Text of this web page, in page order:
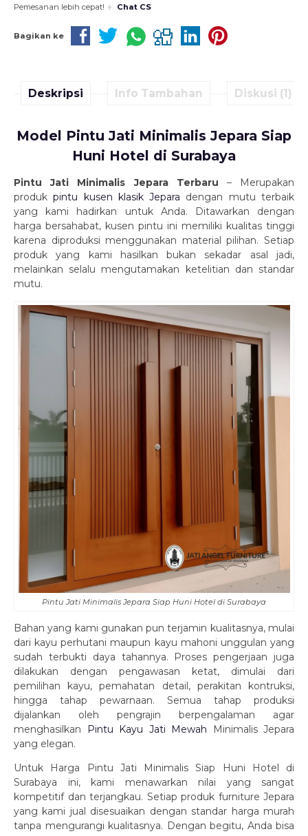
Pemesanan lebih cepat! Chat CS
Bagikan ke
Deskripsi Info Tambahan Diskusi (1)
Model Pintu Jati Minimalis Jepara Siap
Huni Hotel di Surabaya
Pintu Jati Minimalis Jepara Terbaru – Merupakan
produkpintu kusen klasik Jepara dengan mutu terbaik
yang kami hadirkan untuk Anda. Ditawarkan dengan
harga bersahabat, kusen pintu ini memiliki kualitas tinggi
karena diproduksi menggunakan material pilihan. Setiap
produk yang kami hasilkan bukan sekadar asal jadi,
melainkan selalu mengutamakan ketelitian dan standar
mutu.
Pintu Jati Minimalis Jepara Siap Huni Hotel di Surabaya
Bahan yang kami gunakan pun terjamin kualitasnya, mulai
dari kayu perhutani maupun kayu mahoni unggulan yang
sudah terbukti daya tahannya. Proses pengerjaan juga
dilakukan dengan pengawasan ketat, dimulai dari
pemilihan kayu, pemahatan detail, perakitan kontruksi,
hingga tahap pewarnaan. Semua tahap produksi
dijalankan oleh pengrajin berpengalaman agar
menghasilkan
Pintu Kayu Jati Mewah Minimalis Jepara
yang elegan.
Untuk Harga Pintu Jati Minimalis Siap Huni Hotel di
Surabaya ini, kami menawarkan nilai yang sangat
kompetitif dan terjangkau. Setiap produk furniture Jepara
yang kami jual disesuaikan dengan standar harga murah
tanpa mengurangi kualitasnya. Dengan begitu, Anda bisa